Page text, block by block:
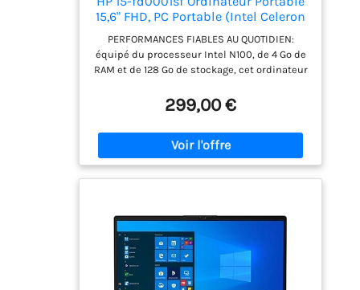
15,6" FHD, PC Portable (Intel Celeron
UHD Graphics, Windows 11), Laptop
Gris, AZERTY, Microsoft 365
Personnel 12 Mois Inclus
PERFORMANCES FIABLES AU QUOTIDIEN:
équipé du processeur Intel N100, de 4 Go de
RAM et de 128 Go de stockage, cet ordinateur
pour le multitâche. ÉCRAN FHD ANTIREFLET :
profitez d’une image nette et détaillée sur
un grand écran Full HD de 15,6" (1920 x 1080).
Plus de 2 millions de pixels pour une
expérience visuelle confortable sans reflets
gênants. CONNECTIVITÉ SANS LIMITES : que
connexion rapide et simple pour rester
productif partout. EPEAT Gold : les produits
certifiés EPEAT Gold sont les mieux classés
et répondent à tous les critères requis par
EPEAT. CONÇU POUR VOTRE MOBILITÉ:
299,00 €